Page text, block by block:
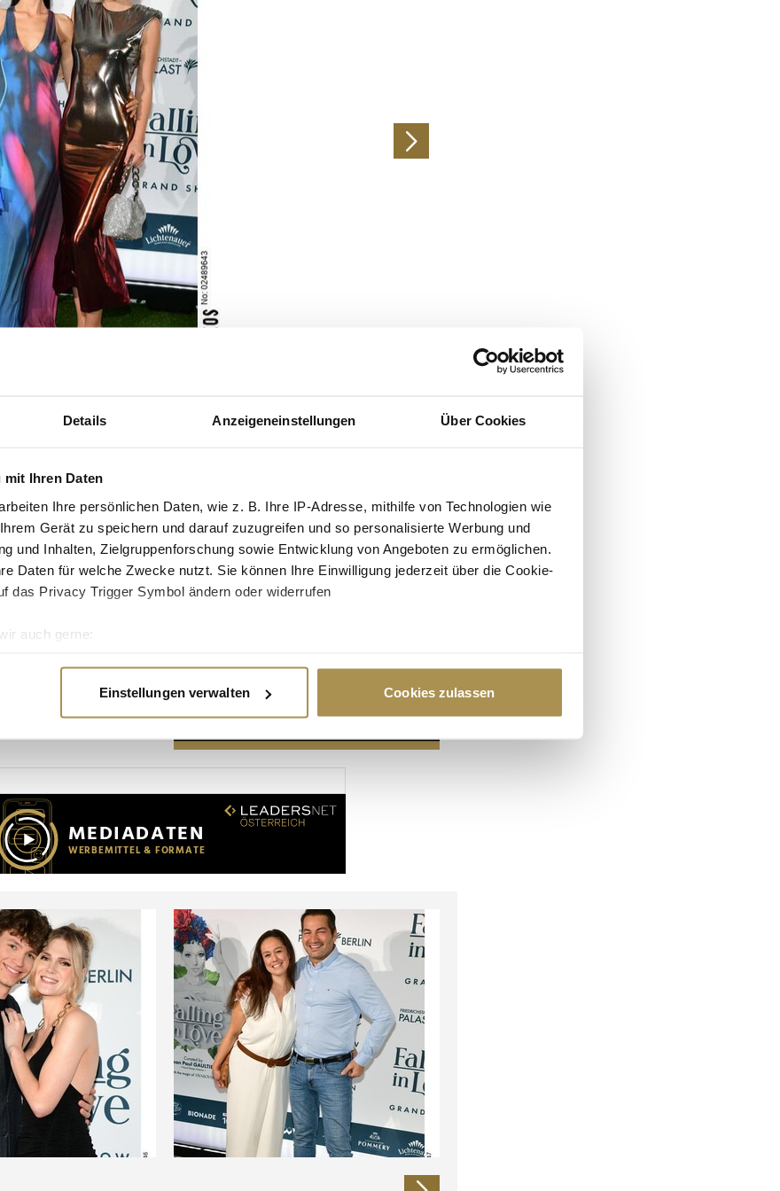
Details Anzeigeneinstellungen Über Cookies
Ihren Daten
Ihre persönlichen Daten, wie z. B. Ihre IP-Adresse, mithilfe von Technologien wie
Gerät zu speichern und darauf zuzugreifen und so personalisierte Werbung und
und Inhalten, Zielgruppenforschung sowie Entwicklung von Angeboten zu ermöglichen.
Daten für welche Zwecke nutzt. Sie können Ihre Einwilligung jederzeit über die Cookie-
das Privacy Trigger Symbol ändern oder widerrufen
auch gerne:
persönlichen Daten verarbeitet werden, und legen Sie Ihre Präferenzen im
und Anzeigen zu personalisieren, Funktionen für soziale Medien anbieten zu können
Medien, Werbung und Analysen weiter. Unsere Partner führen diese Informationen
zusammen, die Sie ihnen bereitgestellt haben oder die sie im Rahmen Ihrer Nutzung
Einstellungen verwalten Cookies zulassen
Advertisement